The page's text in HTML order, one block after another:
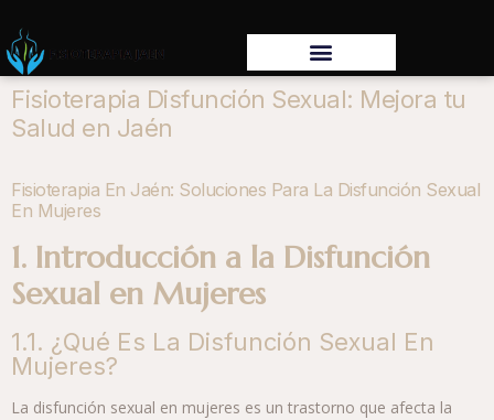
Fisioterapia Disfunción Sexual: Mejora tu
Salud en Jaén
Fisioterapia En Jaén: Soluciones Para La Disfunción Sexual
En Mujeres
1. Introducción a la Disfunción
Sexual en Mujeres
1.1. ¿Qué Es La Disfunción Sexual En
Mujeres?
La disfunción sexual en mujeres es un trastorno que afecta la